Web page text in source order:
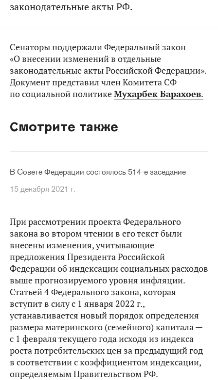
законодательные акты РФ.
Сенаторы поддержали Федеральный закон
«О внесении изменений в отдельные
законодательные акты Российской Федерации».
Документ представил член Комитета СФ
по социальной политикеМухарбек Барахоев.
Смотрите также
В Совете Федерации состоялось 514-е заседание
15 декабря 2021 г.
При рассмотрении проекта Федерального
закона во втором чтении в его текст были
внесены изменения, учитывающие
предложения Президента Российской
Федерации об индексации социальных расходов
выше прогнозируемого уровня инфляции.
Статьей 4 Федерального закона, которая
вступит в силу с 1 января 2022 г.,
устанавливается новый порядок определения
размера материнского (семейного) капитала —
с 1 февраля текущего года исходя из индекса
роста потребительских цен за предыдущий год
в соответствии с коэффициентом индексации,
определяемым Правительством РФ.